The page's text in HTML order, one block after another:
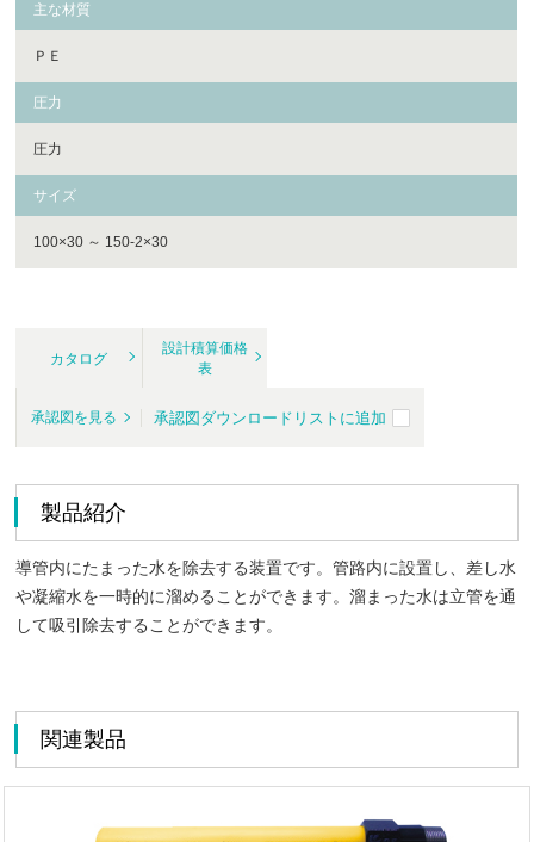
主な材質
ＰＥ
圧力
圧力
サイズ
100×30 ～ 150-2×30
カタログ
設計積算価格
表
承認図を見る 承認図ダウンロードリストに追加
製品紹介
導管内にたまった水を除去する装置です。管路内に設置し、差し水
や凝縮水を一時的に溜めることができます。溜まった水は立管を通
して吸引除去することができます。
関連製品